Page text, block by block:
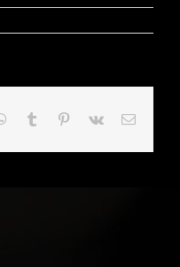
WhatsApp
Tumblr Pinterest
Vk Email